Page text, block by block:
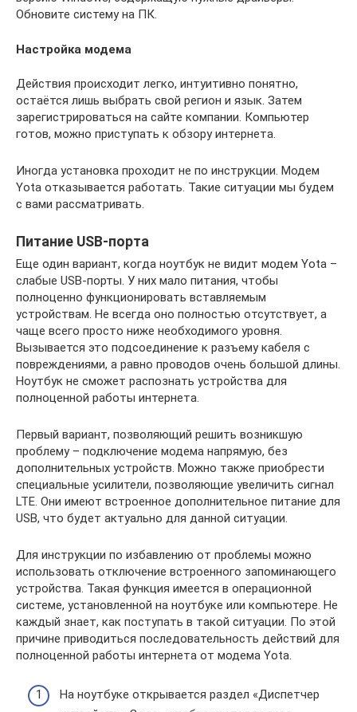
Обновите систему на ПК.
Настройка модема
Действия происходит легко, интуитивно понятно,
остаётся лишь выбрать свой регион и язык. Затем
зарегистрироваться на сайте компании. Компьютер
готов, можно приступать к обзору интернета.
Иногда установка проходит не по инструкции. Модем
Yota отказывается работать. Такие ситуации мы будем
с вами рассматривать.
Питание USB-порта
Еще один вариант, когда ноутбук не видит модем Yota –
слабые USB-порты. У них мало питания, чтобы
полноценно функционировать вставляемым
устройствам. Не всегда оно полностью отсутствует, а
чаще всего просто ниже необходимого уровня.
Вызывается это подсоединение к разъему кабеля с
повреждениями, а равно проводов очень большой длины.
Ноутбук не сможет распознать устройства для
полноценной работы интернета.
Первый вариант, позволяющий решить возникшую
проблему – подключение модема напрямую, без
дополнительных устройств. Можно также приобрести
специальные усилители, позволяющие увеличить сигнал
LTE. Они имеют встроенное дополнительное питание для
USB, что будет актуально для данной ситуации.
Для инструкции по избавлению от проблемы можно
использовать отключение встроенного запоминающего
устройства. Такая функция имеется в операционной
системе, установленной на ноутбуке или компьютере. Не
каждый знает, как поступать в такой ситуации. По этой
причине приводиться последовательность действий для
полноценной работы интернета от модема Yota.
На ноутбуке открывается раздел «Диспетчер